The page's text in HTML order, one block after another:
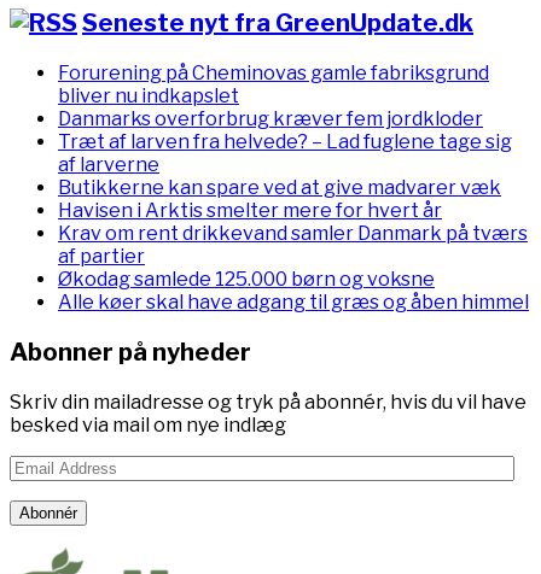
Seneste nyt fra GreenUpdate.dk
Forurening på Cheminovas gamle fabriksgrund
bliver nu indkapslet
Danmarks overforbrug kræver fem jordkloder
Træt af larven fra helvede? – Lad fuglene tage sig
af larverne
Butikkerne kan spare ved at give madvarer væk
Havisen i Arktis smelter mere for hvert år
Krav om rent drikkevand samler Danmark på tværs
af partier
Økodag samlede 125.000 børn og voksne
Alle køer skal have adgang til græs og åben himmel
Abonner på nyheder
Skriv din mailadresse og tryk på abonnér, hvis du vil have
besked via mail om nye indlæg
Email
Abonnér